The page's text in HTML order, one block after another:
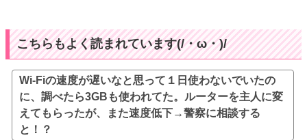
こちらもよく読まれています(/・ω・)/
Wi-Fiの速度が遅いなと思って１日使わないでいたの
に、調べたら3GBも使われてた。ルーターを主人に変
えてもらったが、また速度低下→警察に相談する
と！？